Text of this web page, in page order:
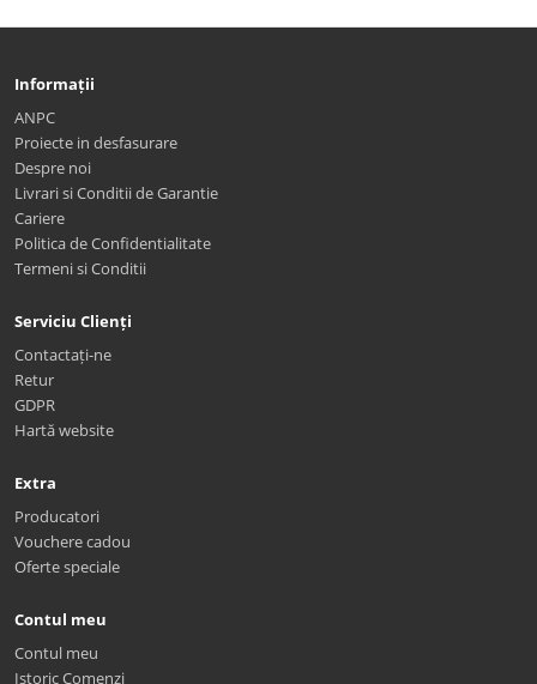
Informații
ANPC
Proiecte in desfasurare
Despre noi
Livrari si Conditii de Garantie
Cariere
Politica de Confidentialitate
Termeni si Conditii
Serviciu Clienți
Contactați-ne
Retur
GDPR
Hartă website
Extra
Producatori
Vouchere cadou
Oferte speciale
Contul meu
Contul meu
Istoric Comenzi